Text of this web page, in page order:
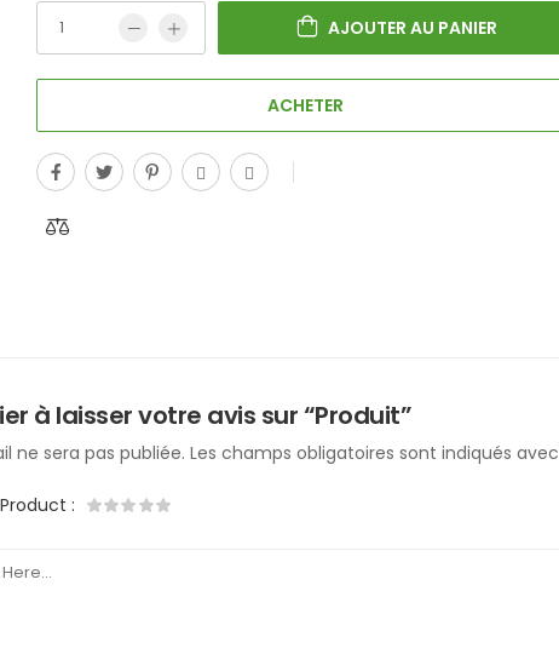
AJOUTER AU PANIER
ACHETER
à laisser votre avis sur “Produit”
ne sera pas publiée. Les champs obligatoires sont indiqués avec
: